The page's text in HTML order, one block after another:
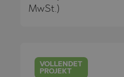
MwSt.)
VOLLENDET
PROJEKT